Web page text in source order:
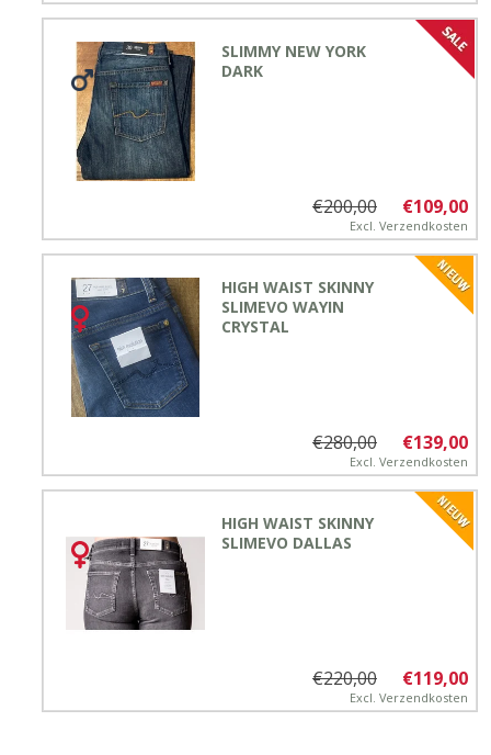
SLIMMY NEW YORK
DARK
€109,00
€200,00
Excl. Verzendkosten
HIGH WAIST SKINNY
SLIMEVO WAYIN
CRYSTAL
€139,00
€280,00
Excl. Verzendkosten
HIGH WAIST SKINNY
SLIMEVO DALLAS
€119,00
€220,00
Excl. Verzendkosten